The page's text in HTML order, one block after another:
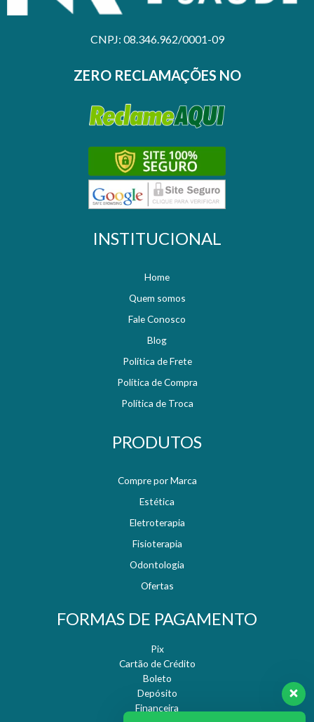
CNPJ: 08.346.962/0001-09
ZERO RECLAMAÇÕES NO
INSTITUCIONAL
Home
Quem somos
Fale Conosco
Blog
Política de Frete
Política de Compra
Política de Troca
PRODUTOS
Compre por Marca
Estética
Eletroterapia
Fisioterapia
Odontologia
Ofertas
FORMAS DE PAGAMENTO
Pix
Cartão de Crédito
Boleto
Depósito
Financeira